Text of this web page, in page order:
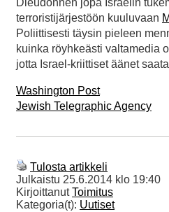
Dieudonnén jopa Israelin
terroristijärjestöön kuuluvaan
Poliittisesti täysin pieleen
kuinka röyhkeästi valtamedia
jotta Israel-kriittiset äänet
Washington Post
Jewish Telegraphic Agency
Tulosta artikkeli
Julkaistu 25.6.2014 klo 19:40
KirjoittanutToimitus
Kategoria(t): Uutiset